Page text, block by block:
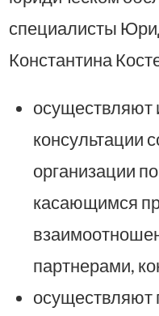
специалисты
Константина
осуществляют
консультации
организации
касающимся
партнерами,
осуществляют